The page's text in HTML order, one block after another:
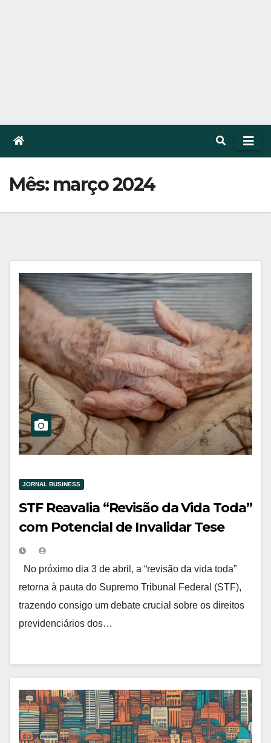
Mês: março 2024
JORNAL BUSINESS
STF Reavalia “Revisão da Vida Toda”
com Potencial de Invalidar Tese
Previdenciária
No próximo dia 3 de abril, a “revisão da vida toda”
retorna à pauta do Supremo Tribunal Federal (STF),
trazendo consigo um debate crucial sobre os direitos
previdenciários dos…